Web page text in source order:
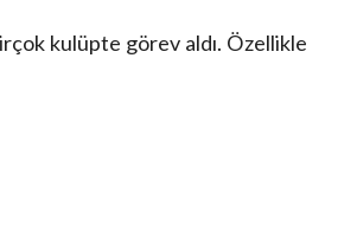
kulüpte görev aldı. Özellikle